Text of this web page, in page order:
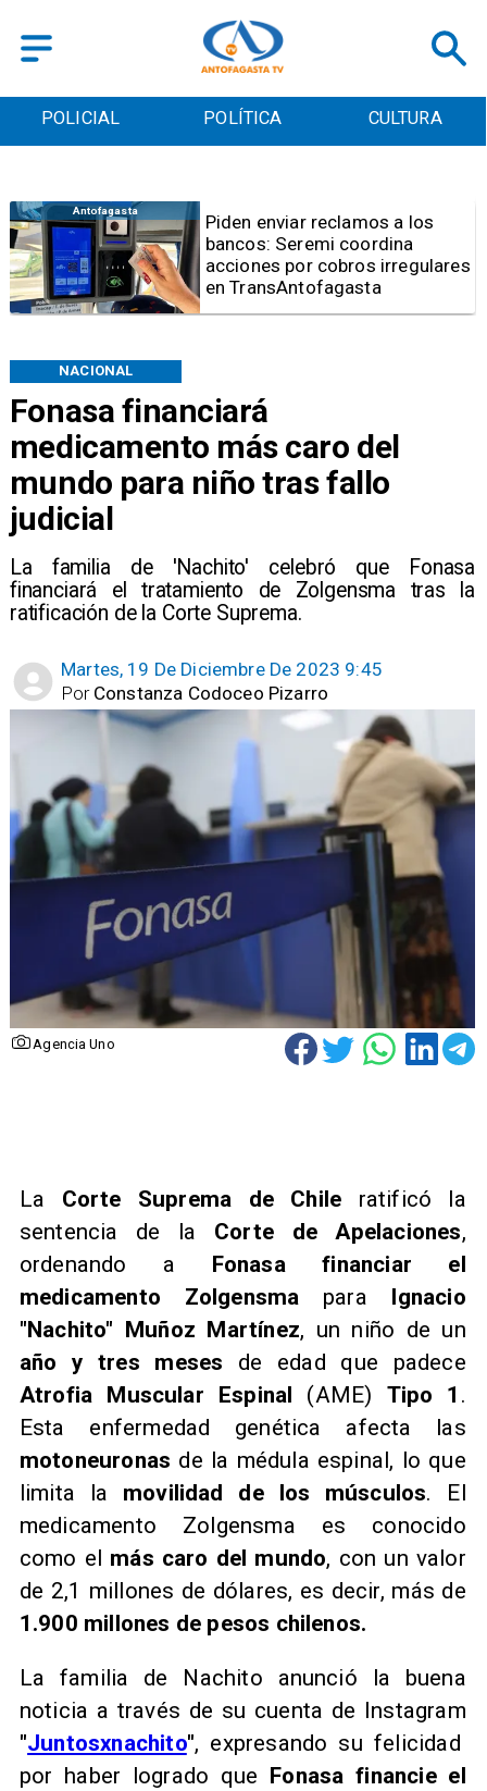
POLICIAL POLÍTICA CULTURA
Fonasa financiará
medicamento más caro del
mundo para niño tras fallo
judicial
La familia de 'Nachito' celebró que Fonasa
financiará el tratamiento de Zolgensma tras la
ratificación de la Corte Suprema.
NACIONAL
Martes, 19 De Diciembre De 2023 9:45
Constanza Codoceo Pizarro
Por
Agencia Uno
Regional
Gobierno Regional anuncia plan
de financiamiento para buses
eléctricos de Calama
La Corte Suprema de Chile ratificó la
sentencia de la Corte de Apelaciones,
ordenando a Fonasa financiar el
medicamento Zolgensma para Ignacio
"Nachito" Muñoz Martínez, un niño de un
año y tres meses de edad que padece
Atrofia Muscular Espinal (AME) Tipo 1 .
Esta enfermedad genética afecta las
motoneuronas de la médula espinal, lo que
limita la movilidad de los músculos. El
medicamento Zolgensma es conocido
como el más caro del mundo, con un valor
de 2,1 millones de dólares, es decir, más de
1.900 millones de pesos chilenos.
La familia de Nachito anunció la buena
noticia a través de su cuenta de Instagram
"Juntosxnachito", expresando su felicidad
por haber logrado que Fonasa financie el